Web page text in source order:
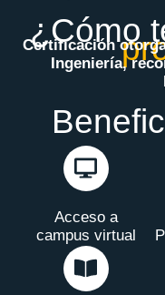
¿Cómo
Certificación
Ingeniería,
Acceso a
campus virtual